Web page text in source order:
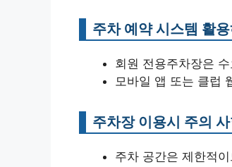
주차 예약 시스템 활
회원 전용주차장은
모바일 앱 또는 클럽
주차장 이용시 주의
주차 공간은 제한적